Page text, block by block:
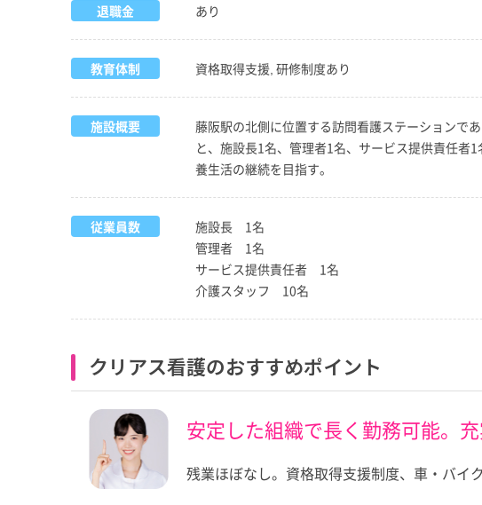
退職金 あり
教育体制 資格取得支援, 研修制度あり
施設概要
藤阪駅の北側に位置する訪問看護ステーションで
と、施設長1名、管理者1名、サービス提供責任者
養生活の継続を目指す。
従業員数
施設長 1名
管理者 1名
サービス提供責任者 1名
介護スタッフ 10名
クリアス看護のおすすめポイント
安定した組織で長く勤務可能。
残業ほぼなし。資格取得支援制度、車・バイ